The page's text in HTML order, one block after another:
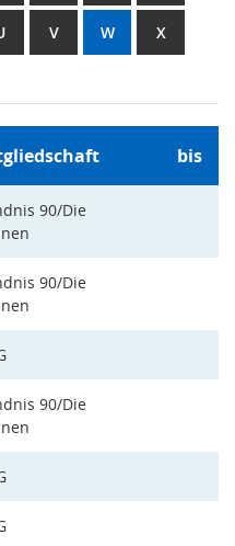
V W X
bis
90/Die
90/Die
90/Die